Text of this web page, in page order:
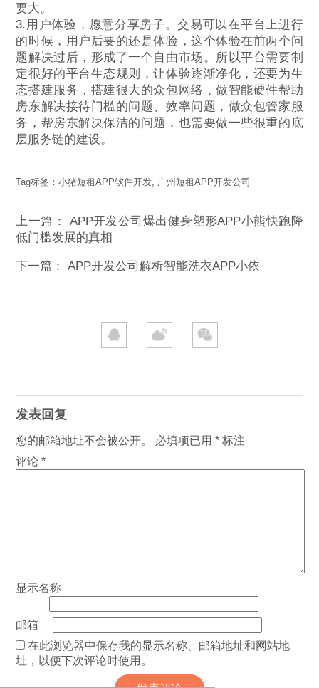
要大。
3.用户体验，愿意分享房子。交易可以在平台上进行
的时候，用户后要的还是体验，这个体验在前两个问
题解决过后，形成了一个自由市场。所以平台需要制
定很好的平台生态规则，让体验逐渐净化，还要为生
态搭建服务，搭建很大的众包网络，做智能硬件帮助
房东解决接待门槛的问题、效率问题，做众包管家服
务，帮房东解决保洁的问题，也需要做一些很重的底
层服务链的建设。
Tag标签：小猪短租APP软件开发, 广州短租APP开发公司
上一篇： APP开发公司爆出健身塑形APP小熊快跑降
低门槛发展的真相
下一篇：APP开发公司解析智能洗衣APP小依
发表回复
您的邮箱地址不会被公开。 必填项已用* 标注
评论*
显示名称
邮箱
在此浏览器中保存我的显示名称、邮箱地址和网站地
址，以便下次评论时使用。